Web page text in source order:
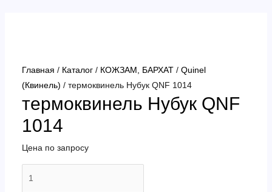
Главная / Каталог/ КОЖЗАМ, БАРХАТ/ Quinel
(Квинель) / термоквинель Нубук QNF 1014
термоквинель Нубук QNF
1014
Цена по запросу